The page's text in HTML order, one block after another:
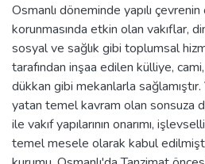
Osmanlı döneminde yapılı
korunmasında etkin olan vakıflar,
sosyal ve sağlık gibi toplumsal
tarafından inşaa edilen külliye,
dükkan gibi mekanlarla sağlamıştır.
yatan temel kavram olan sonsuza
ile vakıf yapılarının onarımı,
temel mesele olarak kabul